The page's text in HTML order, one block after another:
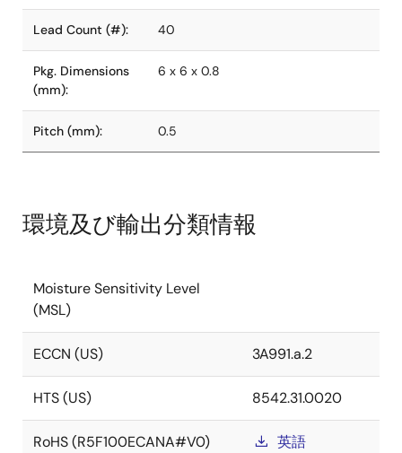
Lead Count (#): 40
Pkg. Dimensions
(mm):
6 x 6 x 0.8
Pitch (mm): 0.5
環境及び輸出分類情報
Moisture Sensitivity Level
(MSL)
ECCN (US) 3A991.a.2
HTS (US) 8542.31.0020
RoHS (R5F100ECANA#V0)
英語